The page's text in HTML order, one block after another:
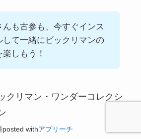
んも古参も、今すぐインス
して一緒にビックリマンの
しもう！
クリマン・ワンダーコレクシ
posted withアプリーチ